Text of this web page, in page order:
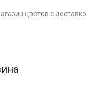
цветов c